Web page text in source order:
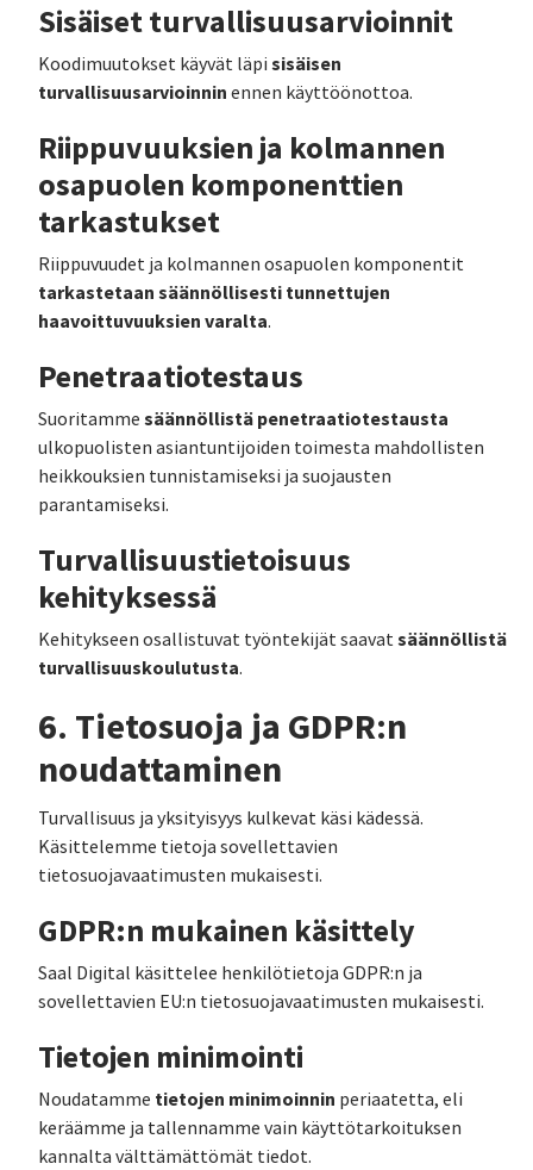
Sisäiset turvallisuusarvioinnit
Koodimuutokset käyvät läpi sisäisen
turvallisuusarvioinnin ennen käyttöönottoa.
Riippuvuuksien ja kolmannen
osapuolen komponenttien
tarkastukset
Riippuvuudet ja kolmannen osapuolen komponentit
tarkastetaan säännöllisesti tunnettujen
haavoittuvuuksien varalta.
Penetraatiotestaus
Suoritamme säännöllistä penetraatiotestausta
ulkopuolisten asiantuntijoiden toimesta mahdollisten
heikkouksien tunnistamiseksi ja suojausten
parantamiseksi.
Turvallisuustietoisuus
kehityksessä
Kehitykseen osallistuvat työntekijät saavatsäännöllistä
turvallisuuskoulutusta.
6. Tietosuoja ja GDPR:n
noudattaminen
Turvallisuus ja yksityisyys kulkevat käsi kädessä.
Käsittelemme tietoja sovellettavien
tietosuojavaatimusten mukaisesti.
GDPR:n mukainen käsittely
Saal Digital käsittelee henkilötietoja GDPR:n ja
sovellettavien EU:n tietosuojavaatimusten mukaisesti.
Tietojen minimointi
Noudatamme tietojen minimoinnin periaatetta, eli
keräämme ja tallennamme vain käyttötarkoituksen
kannalta välttämättömät tiedot.